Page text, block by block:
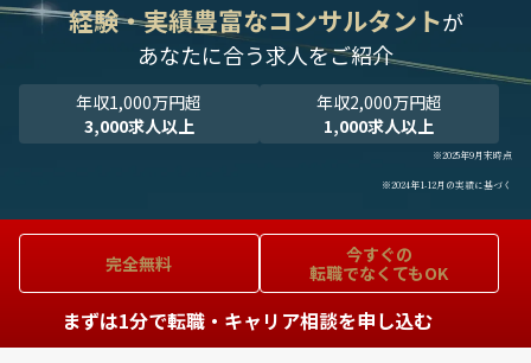
経験・実績豊富なコンサルタントが
あなたに合う求人をご紹介
年収1,000万円超
3,000求人以上
年収2,000万円超
1,000求人以上
※2025年9月末時点
※2024年1-12月の実績に基づく
完全無料
今すぐの
転職でなくてもOK
まずは1分で転職・キャリア相談を申し込む